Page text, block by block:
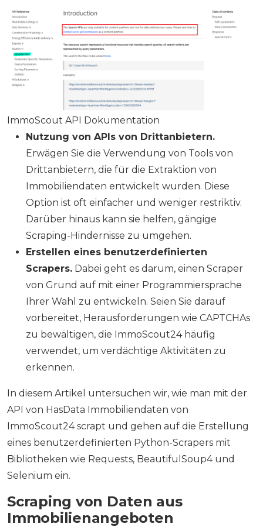
ImmoScout API Dokumentation
Nutzung von APIs von Drittanbietern.
Erwägen Sie die Verwendung von Tools von
Drittanbietern, die für die Extraktion von
Immobiliendaten entwickelt wurden. Diese
Option ist oft einfacher und weniger restriktiv.
Darüber hinaus kann sie helfen, gängige
Scraping-Hindernisse zu umgehen.
Erstellen eines benutzerdefinierten
Scrapers. Dabei geht es darum, einen Scraper
von Grund auf mit einer Programmiersprache
Ihrer Wahl zu entwickeln. Seien Sie darauf
vorbereitet, Herausforderungen wie CAPTCHAs
zu bewältigen, die ImmoScout24 häufig
verwendet, um verdächtige Aktivitäten zu
erkennen.
In diesem Artikel untersuchen wir, wie man mit der
API von HasData Immobiliendaten von
ImmoScout24 scrapt und gehen auf die Erstellung
eines benutzerdefinierten Python-Scrapers mit
Bibliotheken wie Requests, BeautifulSoup4 und
Selenium ein.
Scraping von Daten aus
Immobilienangeboten